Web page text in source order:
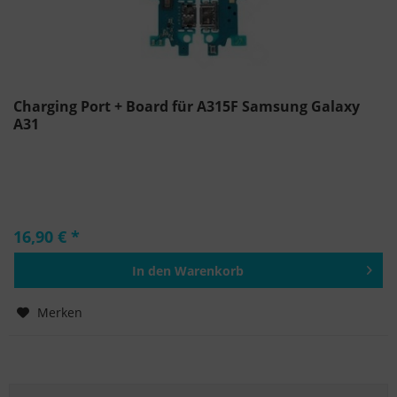
Charging Port + Board für A315F Samsung Galaxy
A31
16,90 € *
In den Warenkorb
Merken